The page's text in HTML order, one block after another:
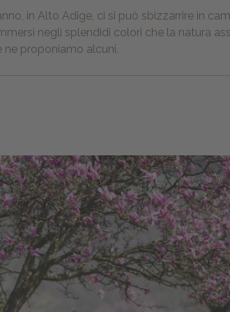
in Alto Adige, ci si può sbizzarrire in
negli splendidi colori che la natura
ne proponiamo alcuni.